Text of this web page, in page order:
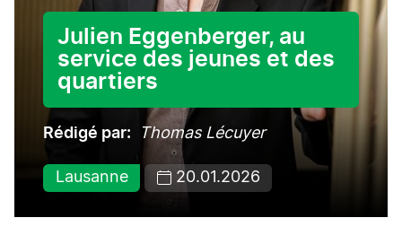
Julien Eggenberger, au
service des jeunes et des
quartiers
Rédigé par Thomas Lécuyer
Lausanne 20.01.2026